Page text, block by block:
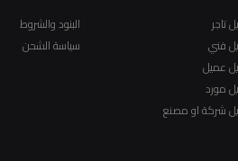
تاجر
فني
عميل
مورد
شركة او مصنع
البنود والشروط
سياسة الشحن